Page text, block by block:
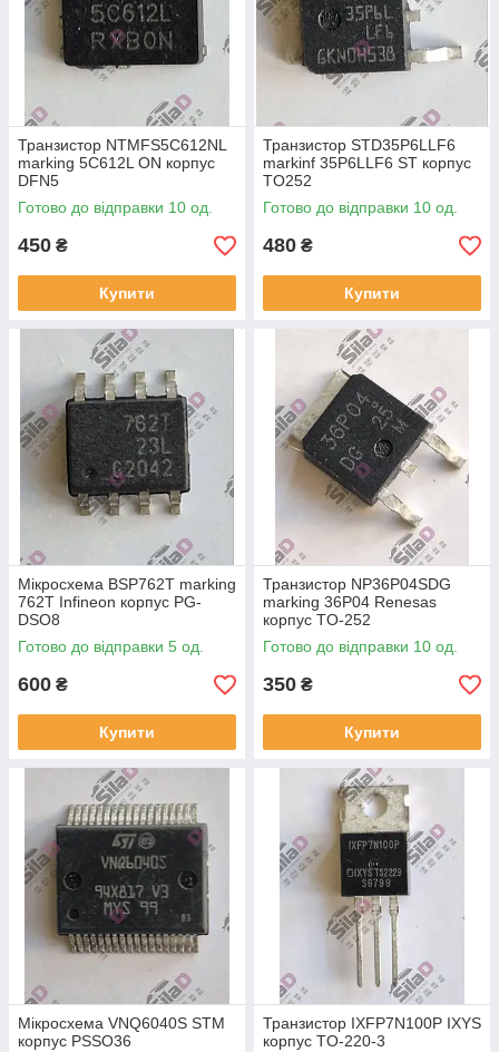
Транзистор NTMFS5C612NL
marking 5C612L ON корпус
DFN5
Готово до відправки 10 од.
450 ₴
Купити
Транзистор STD35P6LLF6
markinf 35P6LLF6 ST корпус
TO252
Готово до відправки 10 од.
480 ₴
Купити
Мікросхема BSP762T marking
762T Infineon корпус PG-
DSO8
Готово до відправки 5 од.
600 ₴
Купити
Транзистор NP36P04SDG
marking 36P04 Renesas
корпус TO-252
Готово до відправки 10 од.
350 ₴
Купити
Мікросхема VNQ6040S STM
корпус PSSO36
Транзистор IXFP7N100P IXYS
корпус TO-220-3